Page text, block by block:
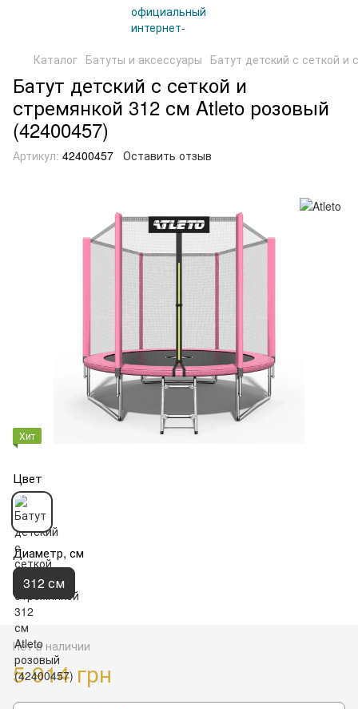
Каталог Батуты и аксессуары Батут детский с сеткой и
Батут детский с сеткой и
стремянкой 312 см Atleto розовый
(42400457)
Артикул: 42400457 Оставить отзыв
Хит
Цвет
Диаметр, см
312 см
Нет в наличии
5 914 грн